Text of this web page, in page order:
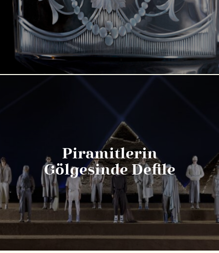
Piramitlerin
Gölgesinde Defile